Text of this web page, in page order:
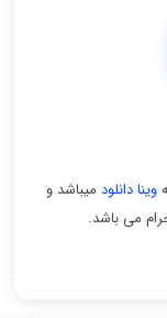
وینا دانلود ميباشد و
می باشد.